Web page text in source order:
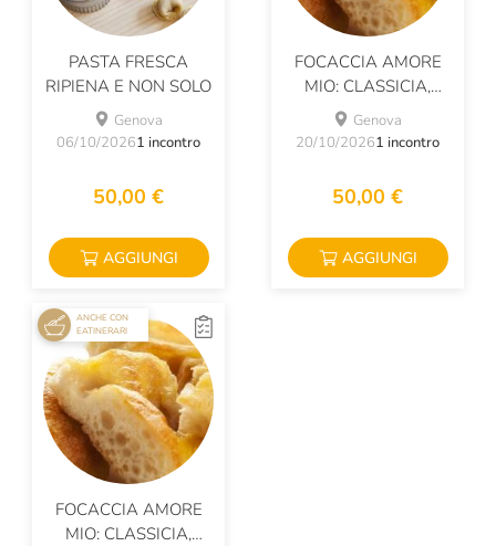
PASTA FRESCA
RIPIENA E NON SOLO
Genova
06/10/20261 incontro
50,00 €
AGGIUNGI
FOCACCIA AMORE
MIO: CLASSICIA,
CIPOLLA O DI
PATATE?
Genova
20/10/20261 incontro
50,00 €
AGGIUNGI
ANCHE CON
EATINERARI
FOCACCIA AMORE
MIO: CLASSICIA,